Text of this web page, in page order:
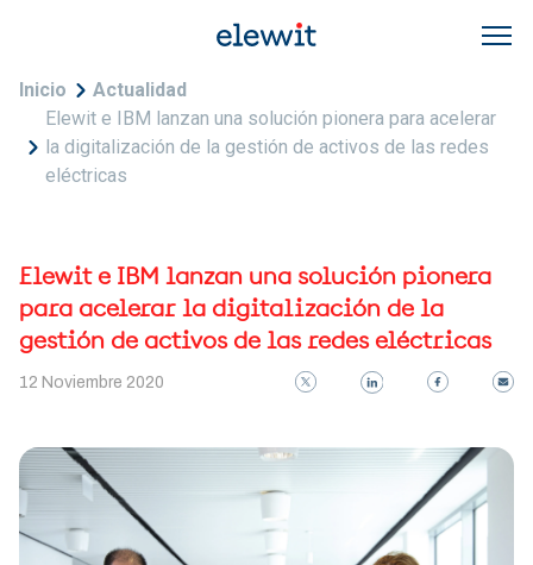
Sobrescribir enlaces de ayuda a la
Inicio
Actualidad
Elewit e IBM lanzan una solución pionera para acelerar
la digitalización de la gestión de activos de las redes
eléctricas
Elewit e IBM lanzan una solución pionera
para acelerar la digitalización de la
gestión de activos de las redes eléctricas
12 Noviembre 2020